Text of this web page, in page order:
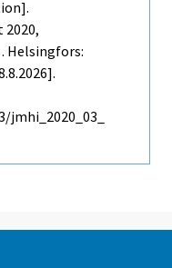
2020,
Helsingfors: